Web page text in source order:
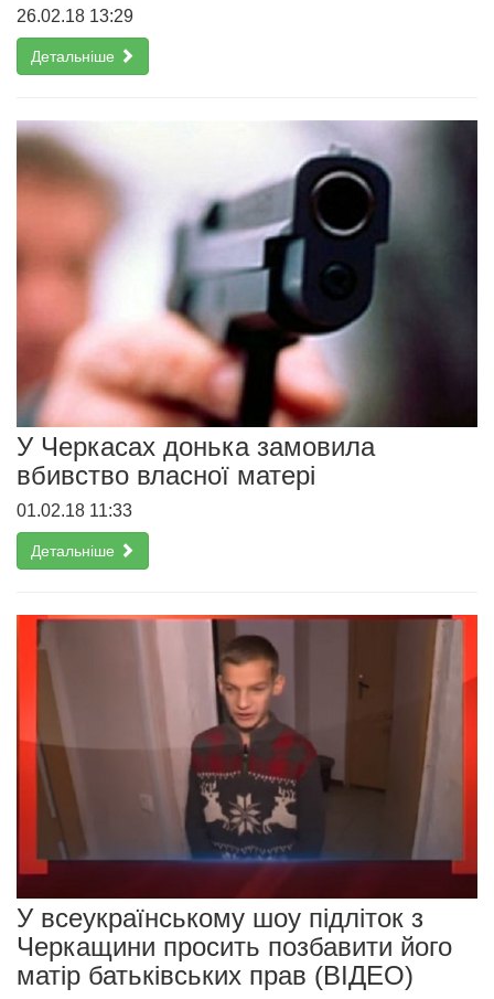
26.02.18 13:29
Детальніше
У Черкасах донька замовила
вбивство власної матері
01.02.18 11:33
Детальніше
У всеукраїнському шоу підліток з
Черкащини просить позбавити його
матір батьківських прав (ВІДЕО)